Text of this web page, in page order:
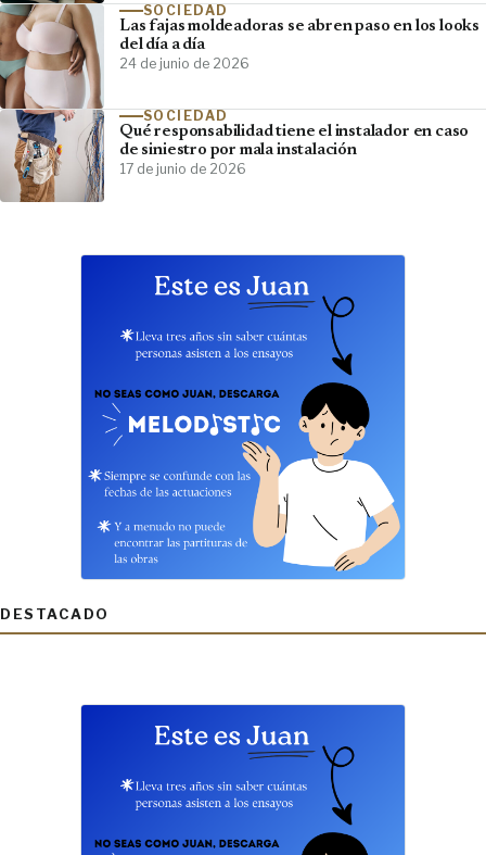
SOCIEDAD
Las fajas moldeadoras se abren paso en los looks
del día a día
24 de junio de 2026
SOCIEDAD
Qué responsabilidad tiene el instalador en caso
de siniestro por mala instalación
17 de junio de 2026
DESTACADO